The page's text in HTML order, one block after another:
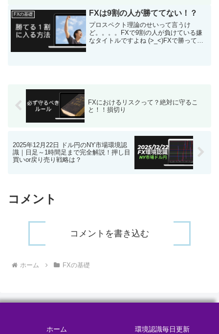
す。僕自身、国内・...
FXの基礎 FXは9割の人が勝ててない！？
プロスペクト理論のせいって言うけ
ど。。。。FXで9割の人が負けている嫌
なタイトルですよね (>_<)FXで勝ってい
FXにおけるリスクって？絶対に守るこ
と！！損切り
2025年12月22日 ドル円のNY市場環境認
識｜日足～1時間足まで完全解説！押し目
買いor戻り売り戦略は？
コメント
コメントを書き込む
ホーム FXの基礎
ホーム
環境認識毎日更新